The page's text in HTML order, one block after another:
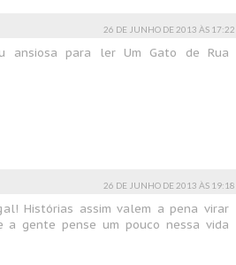
26 DE JUNHO DE 2013 ÀS 17:22
ansiosa para ler Um Gato de Rua
26 DE JUNHO DE 2013 ÀS 19:18
Histórias assim valem a pena virar
gente pense um pouco nessa vida